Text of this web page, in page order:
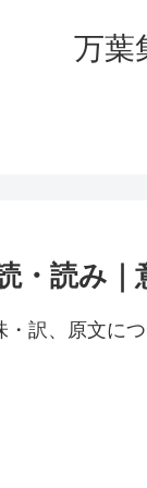
万葉
・読み｜
訳、原文につ